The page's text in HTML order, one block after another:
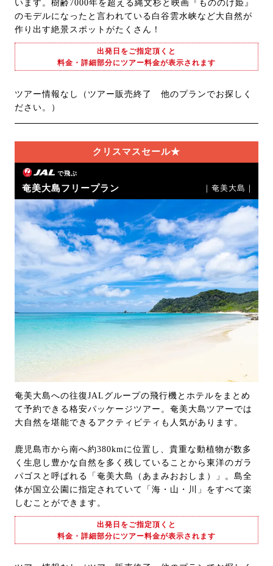
います。樹齢7000年を超える縄文杉と映画『もののけ姫』
のモデルになったと言われている白谷雲水峡など大自然が
作り出す絶景スポットがたくさん！
出発日をご指定頂くと
料金・詳細部分にツアー料金が表示されます
ツアー情報なし（ツアー販売終了 他のプランでお探しく
ださい。）
クリスマスセール★
で飛ぶ
奄美大島フリープラン ｜奄美大島｜
奄美大島への往復JALグループの飛行機とホテルをまとめ
て予約できる格安パッケージツアー。奄美大島ツアーでは
大自然を堪能できるアクティビティも人気があります。
鹿児島市から南へ約380kmに位置し、貴重な動植物が数多
く生息し豊かな自然を多く残していることから東洋のガラ
パゴスと呼ばれる「奄美大島（あまみおおしま）」。島全
体が国立公園に指定されていて「海・山・川」をすべて楽
しむことができます。
出発日をご指定頂くと
料金・詳細部分にツアー料金が表示されます